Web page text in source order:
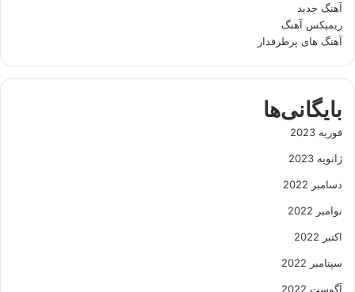
آهنگ جدید
ریمیکس آهنگ
آهنگ های پرطرفدار
بایگانی‌ها
فوریه 2023
ژانویه 2023
دسامبر 2022
نوامبر 2022
اکتبر 2022
سپتامبر 2022
آگوست 2022